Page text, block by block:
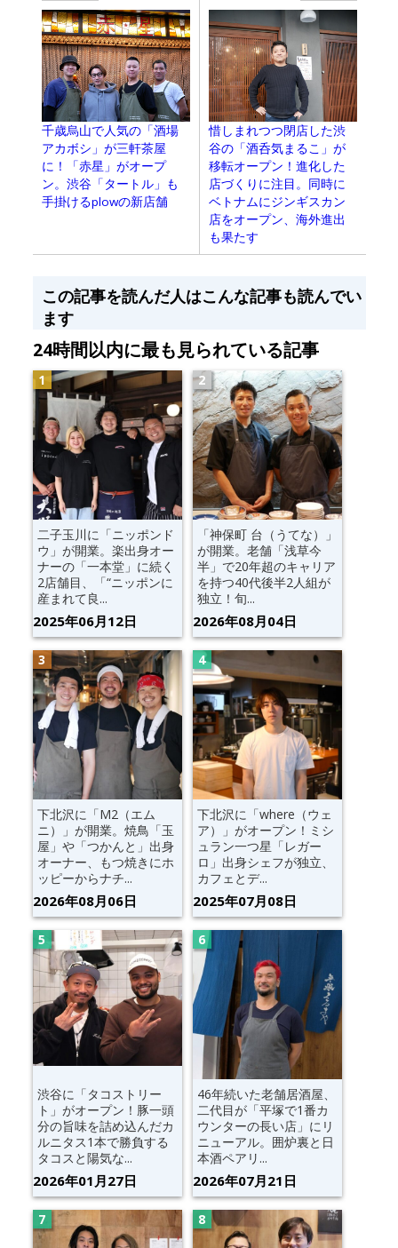
千歳烏山で人気の「酒場
アカボシ」が三軒茶屋
に！「赤星」がオープ
ン。渋谷「タートル」も
手掛けるplowの新店舗
惜しまれつつ閉店した渋
谷の「酒呑気まるこ」が
移転オープン！進化した
店づくりに注目。同時に
ベトナムにジンギスカン
店をオープン、海外進出
も果たす
この記事を読んだ人はこんな記事も読んでい
ます
24時間以内に最も見られている記事
二子玉川に「ニッポンド
ウ」が開業。楽出身オー
ナーの「一本堂」に続く
2店舗目、「“ニッポンに
産まれて良...
2025年06月12日
「神保町 台（うてな）」
が開業。老舗「浅草今
半」で20年超のキャリア
を持つ40代後半2人組が
独立！旬...
2026年08月04日
下北沢に「M2（エム
ニ）」が開業。焼鳥「玉
屋」や「つかんと」出身
オーナー、もつ焼きにホ
ッピーからナチ...
2026年08月06日
下北沢に「where（ウェ
ア）」がオープン！ミシ
ュラン一つ星「レガー
ロ」出身シェフが独立、
カフェとデ...
2025年07月08日
渋谷に「タコストリー
ト」がオープン！豚一頭
分の旨味を詰め込んだカ
ルニタス1本で勝負する
タコスと陽気な...
2026年01月27日
46年続いた老舗居酒屋、
二代目が「平塚で1番カ
ウンターの長い店」にリ
ニューアル。囲炉裏と日
本酒ペアリ...
2026年07月21日